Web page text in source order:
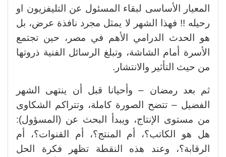
المعيار الأساسى لبقاء المسئول عن التليفزيون او
رحيله !! فهذا الشهر لا يمثل مجرد نافذة عرض، بل
هو الحدث الدرامي الأهم في مصر، حين تجتمع
الأسرة أمام الشاشة، وتبلغ الرسائل الفنية ذروتها
من حيث التأثير والانتشار.
ثم بعد رمضان – وأحيانا قبل أن ينتهى الشهر
الفضيل – تتضح الصورة كاملة، وتتراكم الشكاوى
من مستوى الإنتاج، ويبدأ البحث عن (المسؤول):
هل هو الكاتب؟، أم المنتج؟، أم القنوات؟، أم
الرقابة؟، وعند هذه النقطة تظهر فكرة الحل